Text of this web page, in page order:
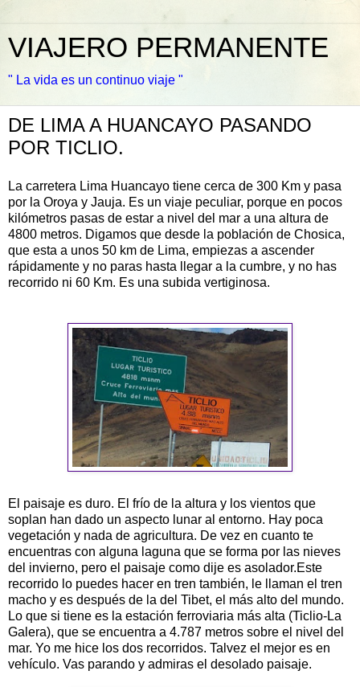
VIAJERO PERMANENTE
" La vida es un continuo viaje "
DE LIMA A HUANCAYO PASANDO
POR TICLIO.
La carretera Lima Huancayo tiene cerca de 300 Km y pasa
por la Oroya y Jauja. Es un viaje peculiar, porque en pocos
kilómetros pasas de estar a nivel del mar a una altura de
4800 metros. Digamos que desde la población de Chosica,
que esta a unos 50 km de Lima, empiezas a ascender
rápidamente y no paras hasta llegar a la cumbre, y no has
recorrido ni 60 Km. Es una subida vertiginosa.
El paisaje es duro. El frío de la altura y los vientos que
soplan han dado un aspecto lunar al entorno. Hay poca
vegetación y nada de agricultura. De vez en cuanto te
encuentras con alguna laguna que se forma por las nieves
del invierno, pero el paisaje como dije es asolador.Este
recorrido lo puedes hacer en tren también, le llaman el tren
macho y es después de la del Tibet, el más alto del mundo.
Lo que si tiene es la estación ferroviaria más alta (Ticlio-La
Galera), que se encuentra a 4.787 metros sobre el nivel del
mar. Yo me hice los dos recorridos. Talvez el mejor es en
vehículo. Vas parando y admiras el desolado paisaje.